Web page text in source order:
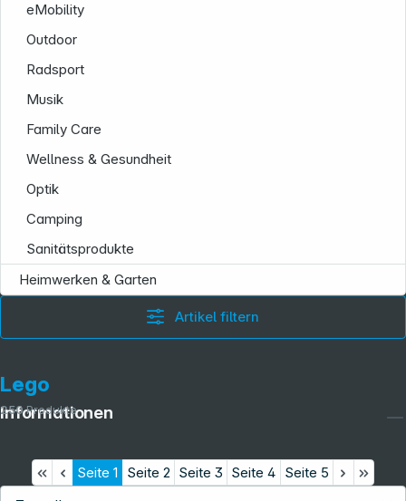
eMobility
Outdoor
Radsport
Musik
Family Care
Wellness & Gesundheit
Optik
Camping
Sanitätsprodukte
Heimwerken & Garten
Artikel filtern
Lego
250Produkte
Seite 1 Seite 2 Seite 3 Seite 4 Seite 5
Informationen